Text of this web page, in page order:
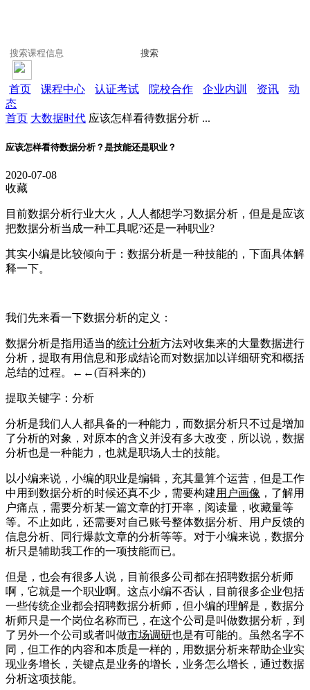
搜索
首页 课程中心 认证考试 院校合作 企业内训 资讯
动
态
首页 大数据时代 应该怎样看待数据分析 ...
应该怎样看待数据分析？是技能还是职业？
2020-07-08
收藏
目前数据分析行业大火，人人都想学习数据分析，但是是应该
把数据分析当成一种工具呢?还是一种职业?
其实小编是比较倾向于：数据分析是一种技能的，下面具体解
释一下。
我们先来看一下数据分析的定义：
数据分析是指用适当的统计分析方法对收集来的大量数据进行
分析，提取有用信息和形成结论而对数据加以详细研究和概括
总结的过程。←←(百科来的)
提取关键字：分析
分析是我们人人都具备的一种能力，而数据分析只不过是增加
了分析的对象，对原本的含义并没有多大改变，所以说，数据
分析也是一种能力，也就是职场人士的技能。
以小编来说，小编的职业是编辑，充其量算个运营，但是工作
中用到数据分析的时候还真不少，需要构建用户画像 ，了解用
户痛点，需要分析某一篇文章的打开率，阅读量，收藏量等
等。不止如此，还需要对自己账号整体数据分析、用户反馈的
信息分析、同行爆款文章的分析等等。对于小编来说，数据分
析只是辅助我工作的一项技能而已。
但是，也会有很多人说，目前很多公司都在招聘数据分析师
啊，它就是一个职业啊。这点小编不否认，目前很多企业包括
一些传统企业都会招聘数据分析师，但小编的理解是，数据分
析师只是一个岗位名称而已，在这个公司是叫做数据分析，到
了另外一个公司或者叫做市场调研也是有可能的。虽然名字不
同，但工作的内容和本质是一样的，用数据分析来帮助企业实
现业务增长，关键点是业务的增长，业务怎么增长，通过数据
分析这项技能。